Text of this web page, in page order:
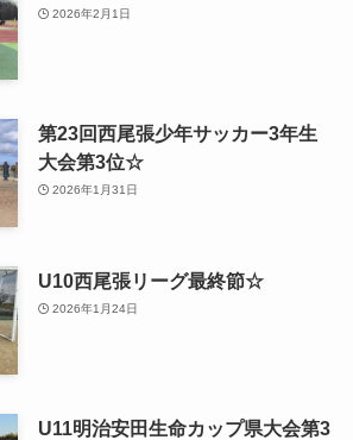
2026年2月1日
第23回西尾張少年サッカー3年生
大会第3位☆
2026年1月31日
U10西尾張リーグ最終節☆
2026年1月24日
U11明治安田生命カップ県大会第3